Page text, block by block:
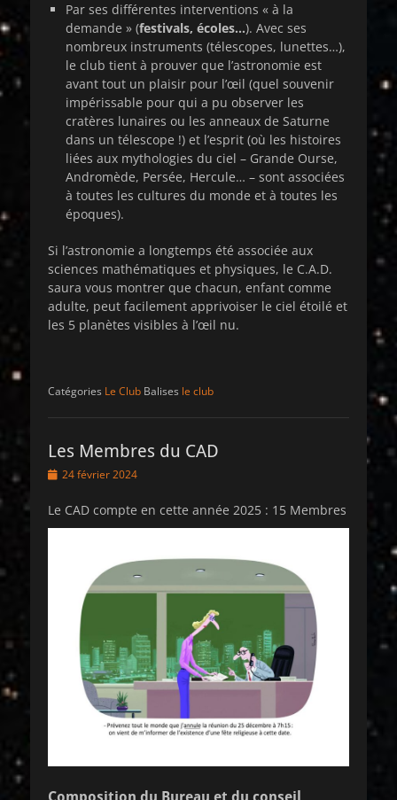
Par ses différentes interventions « à la
demande » (festivals, écoles…). Avec ses
nombreux instruments (télescopes, lunettes…),
le club tient à prouver que l’astronomie est
avant tout un plaisir pour l’œil (quel souvenir
impérissable pour qui a pu observer les
cratères lunaires ou les anneaux de Saturne
dans un télescope !) et l’esprit (où les histoires
liées aux mythologies du ciel – Grande Ourse,
Andromède, Persée, Hercule… – sont associées
à toutes les cultures du monde et à toutes les
époques).
Si l’astronomie a longtemps été associée aux
sciences mathématiques et physiques, le C.A.D.
saura vous montrer que chacun, enfant comme
adulte, peut facilement apprivoiser le ciel étoilé et
les 5 planètes visibles à l’œil nu.
Catégories Le Club Balises le club
Les Membres du CAD
Posted
24 février 2024
Le CAD compte en cette année 2025 : 15 Membres